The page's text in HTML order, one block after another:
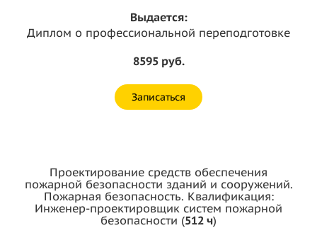
Выдается:
Диплом о профессиональной переподготовке
8595 руб.
Записаться
Проектирование средств обеспечения
пожарной безопасности зданий и сооружений.
Пожарная безопасность. Квалификация:
Инженер-проектировщик систем пожарной
безопасности (512 ч)